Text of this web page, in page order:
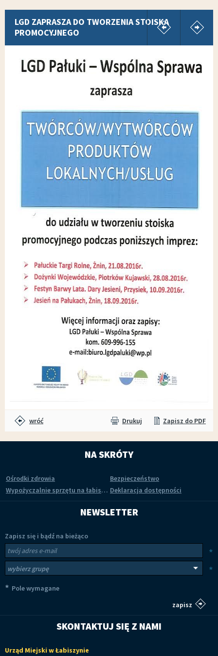
LGD ZAPRASZA DO TWORZENIA STOISKA
PROMOCYJNEGO
wróć Drukuj Zapisz do PDF
NA SKRÓTY
Ośrodki zdrowia
Bezpieczeństwo
Wypożyczalnie sprzętu na łabiszyńskiej wyspie Deklaracja dostępności
NEWSLETTER
Zapisz się i bądź na bieżąco
Newsletter
*
*
* Pole wymagane
SKONTAKTUJ SIĘ Z NAMI
Urząd Miejski w Łabiszynie